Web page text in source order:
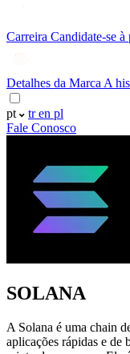
Carreira Candidate-se
Detalhes da Marca A
pt tren pl
Fale Conosco
SOLANA
A Solana é uma chain
aplicações rápidas e de